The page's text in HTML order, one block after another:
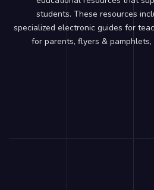
students. These resources
specialized electronic guides for
for parents, flyers &